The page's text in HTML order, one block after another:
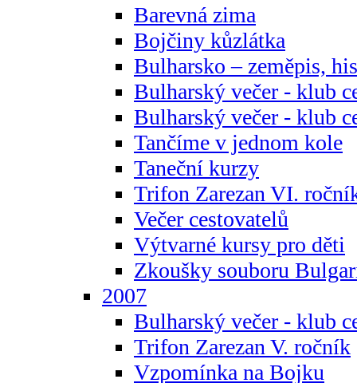
Barevná zima
Bojčiny kůzlátka
Bulharsko – zeměpis,
Bulharský večer - klub
Bulharský večer - klub
Tančíme v jednom kole
Taneční kurzy
Trifon Zarezan VI.
Večer cestovatelů
Výtvarné kursy pro děti
Zkoušky souboru
2007
Bulharský večer - klub
Trifon Zarezan V. ročník
Vzpomínka na Bojku